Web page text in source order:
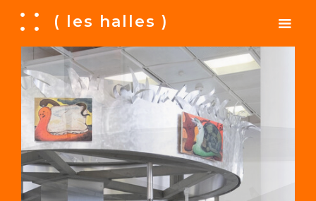
A ( les halles )